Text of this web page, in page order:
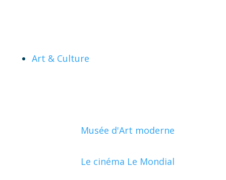
Art & Culture
Musée d'Art moderne
Le cinéma Le Mondial